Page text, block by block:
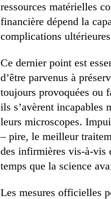
ressources matérielles
financière dépend la
complications
Ce dernier point est
d’être parvenus à
toujours provoquées ou
ils s’avèrent incapables
leurs microscopes.
– pire, le meilleur
des infirmières vis-à-vis
temps que la science
Les mesures officielles